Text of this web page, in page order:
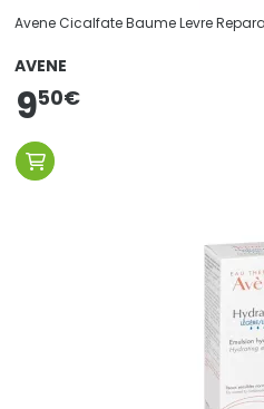
Avene Cicalfate Baume Levre
AVENE
950€